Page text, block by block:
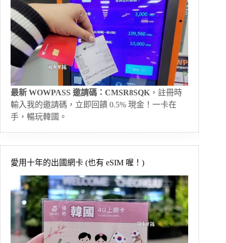
最新 WOWPASS 邀請碼：CMSR8SQK ，註冊時
輸入我的邀請碼，立即回饋 0.5% 現金！一卡在
手，暢玩韓國。
愛用十年的出國網卡 (也有 eSIM 喔！)